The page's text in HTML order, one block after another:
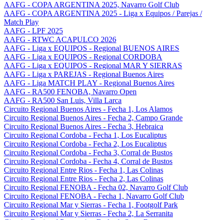
AAFG - COPA ARGENTINA 2025, Navarro Golf Club
AAFG - COPA ARGENTINA 2025 - Liga x Equipos / Parejas /
Match Play
AAFG - LPF 2025
AAFG - RTWC ACAPULCO 2026
AAFG - Liga x EQUIPOS - Regional BUENOS AIRES
AAFG - Liga x EQUIPOS - Regional CORDOBA
AAFG - Liga x EQUIPOS - Regional MAR Y SIERRAS
AAFG - Liga x PAREJAS - Regional Buenos Aires
AAFG - Liga MATCH PLAY - Regional Buenos Aires
AAFG - RA500 FENOBA, Navarro Open
AAFG - RA500 San Luis, Villa Larca
Circuito Regional Buenos Aires - Fecha 1, Los Alamos
Circuito Regional Buenos Aires - Fecha 2, Campo Grande
Circuito Regional Buenos Aires - Fecha 3, Hebraica
Circuito Regional Cordoba - Fecha 1, Los Eucaliptus
Circuito Regional Cordoba - Fecha 2, Los Eucaliptus
Circuito Regional Cordoba - Fecha 3, Corral de Bustos
Circuito Regional Cordoba - Fecha 4, Corral de Bustos
Circuito Regional Entre Rios - Fecha 1, Las Colinas
Circuito Regional Entre Rios - Fecha 2, Las Colinas
Circuito Regional FENOBA - Fecha 02, Navarro Golf Club
Circuito Regional FENOBA - Fecha 1, Navarro Golf Club
Circuito Regional Mar y Sierras - Fecha 1, Footgolf Park
Circuito Regional Mar y Sierras - Fecha 2, La Serranita